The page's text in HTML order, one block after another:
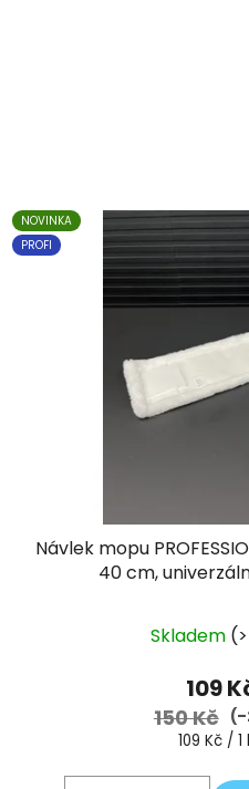
NOVINKA
PROFI
Návlek mopu
40 cm,
Skladem
109
150 Kč
Měrná
109 Kč / 1